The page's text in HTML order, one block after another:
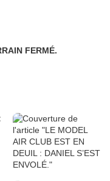
TRÉS ÉLEVÉ : TERRAIN FERMÉ.